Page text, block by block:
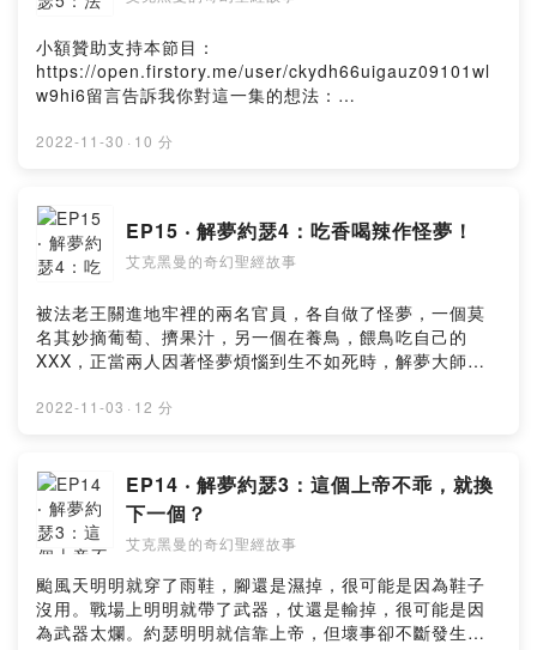
小額贊助支持本節目：
https://open.firstory.me/user/ckydh66uigauz09101wl
w9hi6留言告訴我你對這一集的想法：
w9hi6/comments法老王扔的不是軍用手榴彈，法老王扔
哭，因為滿腦子都是恐怖怪夢……Powered by Firstory
Hosting
2022-11-30 · 10 分
EP15 ‧ 解夢約瑟4：吃香喝辣作怪夢！
艾克黑曼的奇幻聖經故事
被法老王關進地牢裡的兩名官員，各自做了怪夢，一個莫
名其妙摘葡萄、擠果汁，另一個在養鳥，餵鳥吃自己的
XXX，正當兩人因著怪夢煩惱到生不如死時，解夢大師出
https://open.firstory.me/user/ckydh66uigauz09101wl
w9hi6/commentsPowered by Firstory Hosting
2022-11-03 · 12 分
EP14 ‧ 解夢約瑟3：這個上帝不乖，就換
下一個？
艾克黑曼的奇幻聖經故事
颱風天明明就穿了雨鞋，腳還是濕掉，很可能是因為鞋子
沒用。戰場上明明就帶了武器，仗還是輸掉，很可能是因
為武器太爛。約瑟明明就信靠上帝，但壞事卻不斷發生，